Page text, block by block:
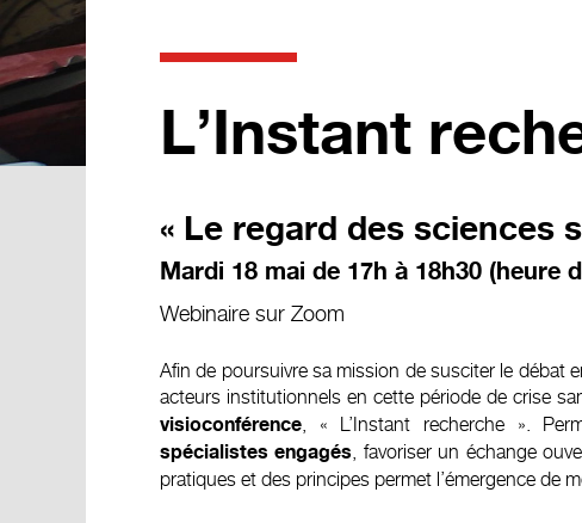
L’Instant
« Le regard des sciences
Mardi 18 mai de 17h à 18h30 (heure
Webinaire sur Zoom
Afin de poursuivre sa mission de susciter le débat
acteurs institutionnels en cette période de crise
visioconférence, « L’Instant recherche ».
spécialistes engagés, favoriser un échange
pratiques et des principes permet l’émergence de